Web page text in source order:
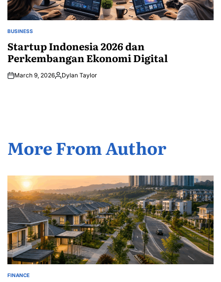
POSTED
BUSINESS
Startup Indonesia 2026 dan
Perkembangan Ekonomi Digital
March 9, 2026Posted
Dylan Taylor
More From Author
POSTED
FINANCE